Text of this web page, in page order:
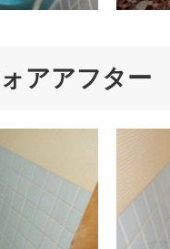
アアフター